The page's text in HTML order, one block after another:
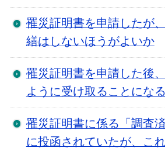
罹災証明書を申請したが
繕はしないほうがよいか
罹災証明書を申請した後
ように受け取ることにな
罹災証明書に係る「調査
に投函されていたが、こ